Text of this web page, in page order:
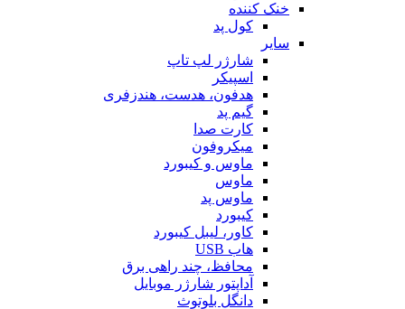
خنک کننده
کول پد
سایر
شارژر لپ تاپ
اسپیکر
هدفون، هدست، هندزفری
گیم پد
کارت صدا
میکروفون
ماوس و کیبورد
ماوس
ماوس پد
کیبورد
کاور، لیبل کیبورد
هاب USB
محافظ، چند راهی برق
آداپتور شارژر موبایل
دانگل بلوتوث